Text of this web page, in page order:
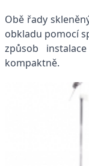
Obě řady
obkladu pomocí
způsob
kompaktně.